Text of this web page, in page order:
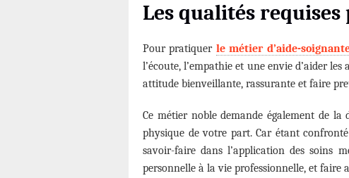
Les qualités
Pour pratiquer le métier d’aide-
l’écoute, l’empathie et une envie d’aider
attitude bienveillante, rassurante et faire
Ce métier noble demande également de
physique de votre part. Car étant
savoir-faire dans l’application des soins
personnelle à la vie professionnelle, et faire